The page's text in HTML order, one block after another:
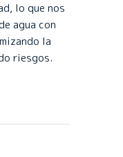
lo que nos
agua con
la
riesgos.